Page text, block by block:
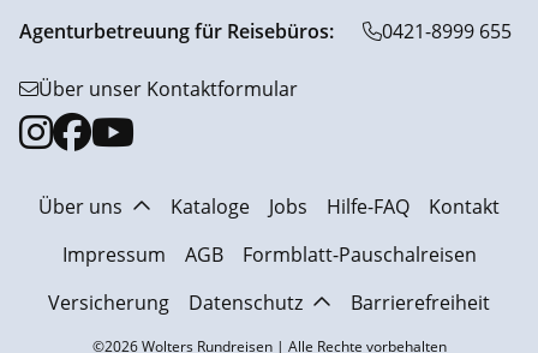
Agenturbetreuung für Reisebüros:
0421-8999 655
Über unser Kontaktformular
Über uns Kataloge Jobs Hilfe-FAQ
Kontakt
Impressum
AGB
Formblatt-Pauschalreisen
Versicherung
Datenschutz Barrierefreiheit
©2026 Wolters Rundreisen | Alle Rechte vorbehalten